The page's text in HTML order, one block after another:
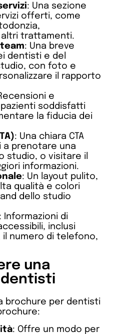
: Una sezione
offerti, come
altri trattamenti.
: Una breve
dentisti e del
con foto e
il rapporto
e
soddisfatti
la fiducia dei
: Una chiara CTA
a prenotare una
studio, o visitare il
informazioni.
: Un layout pulito,
qualità e colori
dello studio
: Informazioni di
inclusi
il numero di telefono,
una
brochure per dentisti
: Offre un modo per